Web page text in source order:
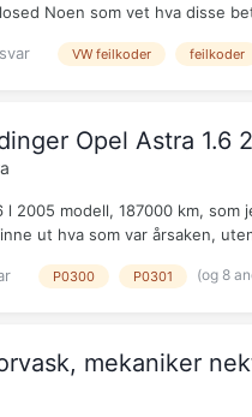
Noen som vet hva disse
VW feilkoder feilkoder
Opel Astra 1.6
l 2005 modell, 187000 km,
ut hva som var årsaken,
P0300 P0301 (og 8
mekaniker